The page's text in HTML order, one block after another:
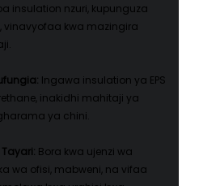
insulation nzuri, kupunguza
vinavyofaa kwa mazingira
Ingawa insulation ya EPS
inakidhi mahitaji ya
ya chini.
Bora kwa ujenzi wa
wa ofisi, mabweni, na vifaa